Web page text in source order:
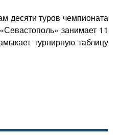
десяти туров чемпионата
занимает 11
турнирную таблицу